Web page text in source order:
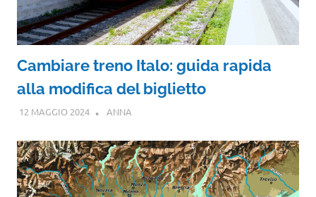
Cambiare treno Italo: guida rapida
alla modifica del biglietto
12 MAGGIO 2024 ANNA